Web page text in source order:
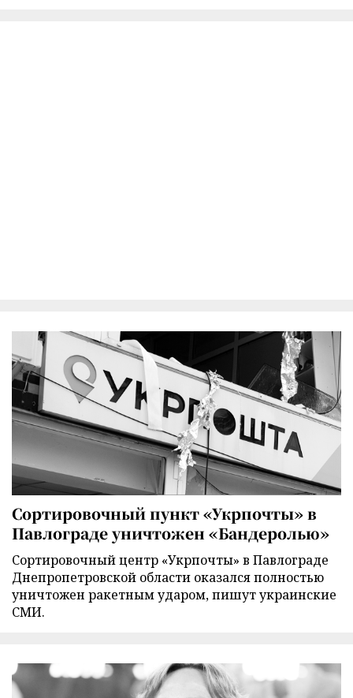
Сортировочный пункт «Укрпочты» в
Павлограде уничтожен «Бандеролью»
Сортировочный центр «Укрпочты» в Павлограде
Днепропетровской области оказался полностью
уничтожен ракетным ударом, пишут украинские
СМИ.